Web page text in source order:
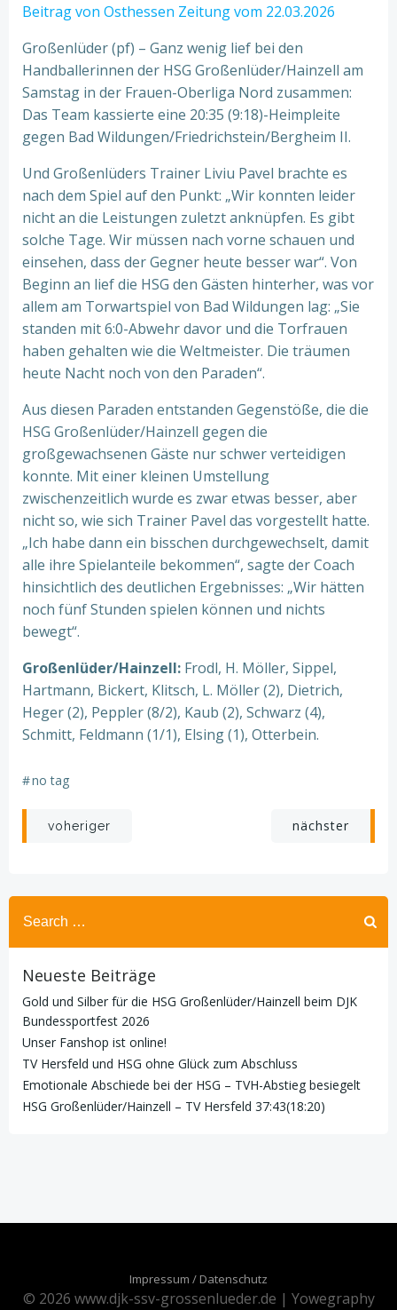
Beitrag von Osthessen Zeitung vom 22.03.2026
Großenlüder (pf) – Ganz wenig lief bei den
Handballerinnen der HSG Großenlüder/Hainzell am
Samstag in der Frauen-Oberliga Nord zusammen:
Das Team kassierte eine 20:35 (9:18)-Heimpleite
gegen Bad Wildungen/Friedrichstein/Bergheim II.
Und Großenlüders Trainer Liviu Pavel brachte es
nach dem Spiel auf den Punkt: „Wir konnten leider
nicht an die Leistungen zuletzt anknüpfen. Es gibt
solche Tage. Wir müssen nach vorne schauen und
einsehen, dass der Gegner heute besser war“. Von
Beginn an lief die HSG den Gästen hinterher, was vor
allem am Torwartspiel von Bad Wildungen lag: „Sie
standen mit 6:0-Abwehr davor und die Torfrauen
haben gehalten wie die Weltmeister. Die träumen
heute Nacht noch von den Paraden“.
Aus diesen Paraden entstanden Gegenstöße, die die
HSG Großenlüder/Hainzell gegen die
großgewachsenen Gäste nur schwer verteidigen
konnte. Mit einer kleinen Umstellung
zwischenzeitlich wurde es zwar etwas besser, aber
nicht so, wie sich Trainer Pavel das vorgestellt hatte.
„Ich habe dann ein bisschen durchgewechselt, damit
alle ihre Spielanteile bekommen“, sagte der Coach
hinsichtlich des deutlichen Ergebnisses: „Wir hätten
noch fünf Stunden spielen können und nichts
bewegt“.
Großenlüder/Hainzell: Frodl, H. Möller, Sippel,
Hartmann, Bickert, Klitsch, L. Möller (2), Dietrich,
Heger (2), Peppler (8/2), Kaub (2), Schwarz (4),
Schmitt, Feldmann (1/1), Elsing (1), Otterbein.
#no tag
Beitragsnavigation
voheriger nächster
Search
for:
Neueste Beiträge
Gold und Silber für die HSG Großenlüder/Hainzell beim DJK
Bundessportfest 2026
Unser Fanshop ist online!
TV Hersfeld und HSG ohne Glück zum Abschluss
Emotionale Abschiede bei der HSG – TVH-Abstieg besiegelt
HSG Großenlüder/Hainzell – TV Hersfeld 37:43(18:20)
Impressum / Datenschutz
© 2026 www.djk-ssv-grossenlueder.de | Yowegraphy